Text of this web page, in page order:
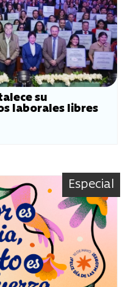
su
laborales libres
Especial